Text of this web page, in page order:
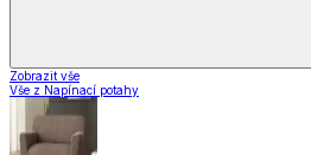
Zobrazit vše
Vše z Napínací potahy